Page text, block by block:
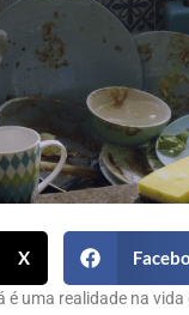
X
é uma realidade na